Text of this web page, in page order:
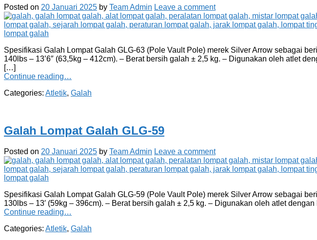
Posted on 20 Januari 2025 by Team Admin Leave a comment
Spesifikasi Galah Lompat Galah GLG-63 (Pole Vault Pole) merek Silver Arrow sebagai
140lbs – 13’6″ (63,5kg – 412cm). – Berat bersih galah ± 2,5 kg. – Digunakan oleh atlet
[…]
Continue reading…
Categories: Atletik, Galah
Galah Lompat Galah GLG-59
Posted on 20 Januari 2025 by Team Admin Leave a comment
Spesifikasi Galah Lompat Galah GLG-59 (Pole Vault Pole) merek Silver Arrow sebagai
130lbs – 13′ (59kg – 396cm). – Berat bersih galah ± 2,5 kg. – Digunakan oleh atlet
Continue reading…
Categories: Atletik, Galah